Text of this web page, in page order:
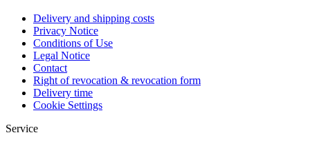
Delivery and shipping costs
Privacy Notice
Conditions of Use
Legal Notice
Contact
Right of revocation & revocation form
Delivery time
Cookie Settings
Service